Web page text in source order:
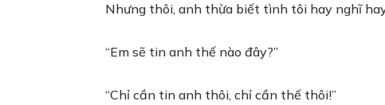
Nhưng thôi, anh thừa biết tình tôi hay nghĩ
“Em sẽ tin anh thế nào đây?”
“Chỉ cần tin anh thôi, chỉ cần thế thôi!”